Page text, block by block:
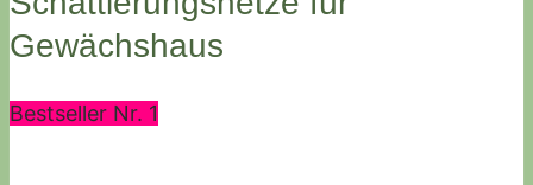
Gewächshaus
Bestseller Nr. 1